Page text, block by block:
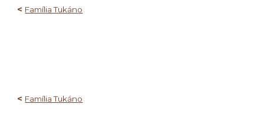
< Família Tukáno
< Família Tukáno